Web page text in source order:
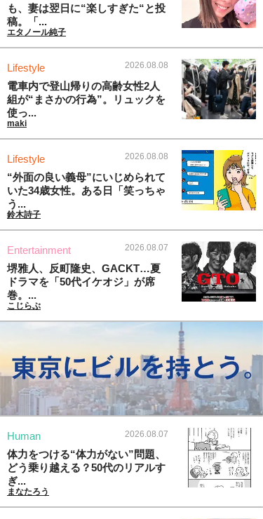
も、妻は翌日に“楽しすぎた“と投
稿。「...
エタノール純子
Lifestyle 2026.08.08
電車内で登山帰りの高齢女性2人
組が“まさかの行為”。リュックを
使っ...
maki
Lifestyle 2026.08.08
“外面の良い義母”にいじめられて
いた34歳女性。ある日「笑っちゃ
う...
鈴木詩子
Entertainment 2026.08.07
堺雅人、反町隆史、GACKT…夏
ドラマを「50代イケオジ」が席
巻。...
こじらぶ
Human 2026.08.07
体力をつける“体力がない”問題、
どう乗り越える？50代のリアルす
ぎ...
まなたろう